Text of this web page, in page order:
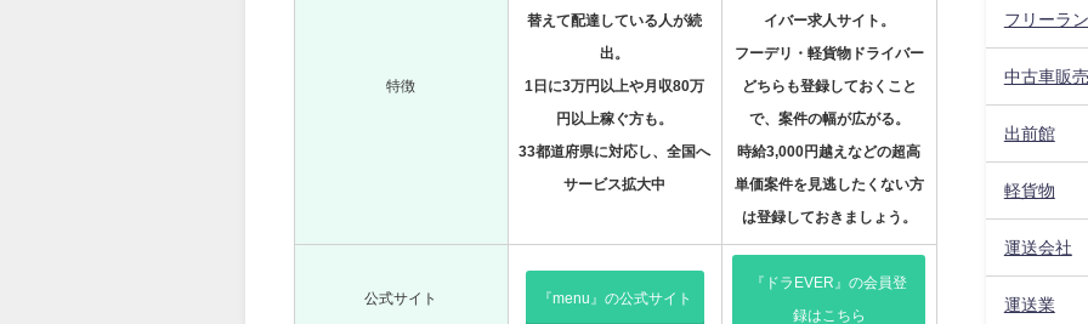
特徴
替えて配達している人が続
出。
1日に3万円以上や月収80万
円以上稼ぐ方も。
33都道府県に対応し、全国へ
サービス拡大中
イバー求人サイト。
フーデリ・軽貨物ドライバー
どちらも登録しておくこと
で、案件の幅が広がる。
時給3,000円越えなどの超高
単価案件を見逃したくない方
は登録しておきましょう。
公式サイト 『menu』の公式サイト
『ドラEVER』の会員登
録はこちら
フリーラ
中古車販
出前館
軽貨物
運送会社
運送業